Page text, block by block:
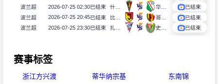
波兰超
2026-07-25 02:30已结束
已结束
波兰超
2026-07-25 20:45已结束
已结束
波兰超
2026-07-25 23:30已结束 已结束
赛事标签
浙江方兴渡 蒂华纳宗基 东南锦